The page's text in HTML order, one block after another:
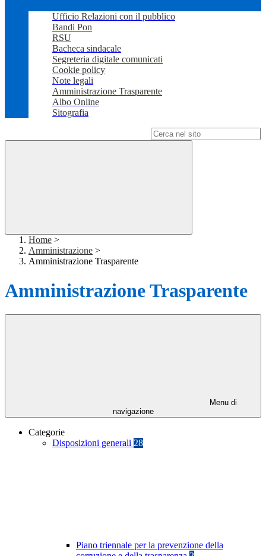
Ufficio Relazioni con il pubblico
Bandi Pon
RSU
Bacheca sindacale
Segreteria digitale comunicati
Cookie policy
Note legali
Amministrazione Trasparente
Albo Online
Sitografia
Home >
Amministrazione >
Amministrazione Trasparente
Amministrazione Trasparente
Menu di
navigazione
Categorie
Disposizioni generali 28
Piano triennale per la prevenzione della